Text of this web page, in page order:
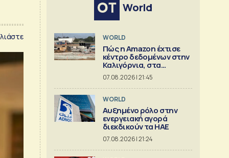
World
WORLD
Πώς η Amazon έχτισε
κέντρο δεδομένων στην
Καλιγόρνια, στα
«μουλωχτά»
07.08.2026 | 21:45
WORLD
Αυξημένο ρόλο στην
ενεργειακή αγορά
διεκδικούν τα ΗΑΕ
07.08.2026 | 21:24